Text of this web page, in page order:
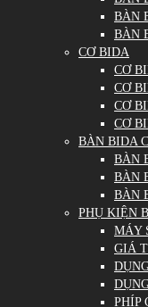
BÀN
BÀN
CƠ BIDA
CƠ
CƠ
CƠ
CƠ
BÀN BIDA
BÀN
BÀN
BÀN
PHỤ KIỆN
MÁY
GIÁ
PHÍP